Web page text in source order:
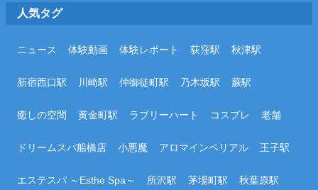
人気タグ
ニュース 体験動画 体験レポート 荻窪駅 秋津駅
新宿西口駅 川崎駅 仲御徒町駅 乃木坂駅 蕨駅
癒しの空間 黄金町駅 ラブリーハート コスプレ 老舗
ドリームスパ船橋店 小悪魔 アロマインペリアル 王子駅
エステスパ ～Esthe Spa～ 所沢駅 茅場町駅 秋葉原駅